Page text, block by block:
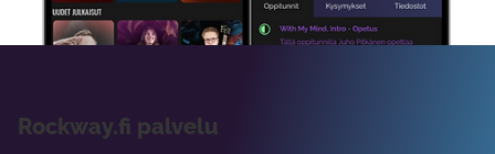
Rockway.fi palvelu